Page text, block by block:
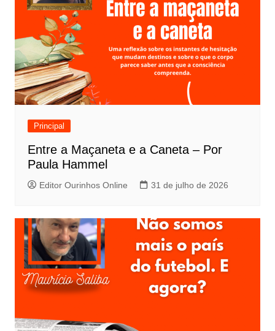
Principal
Entre a Maçaneta e a Caneta – Por
Paula Hammel
Editor Ourinhos Online 31 de julho de 2026